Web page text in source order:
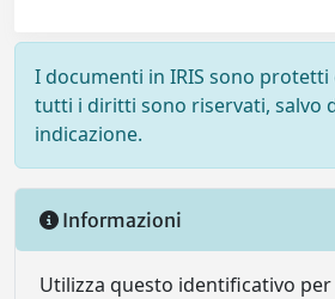
I documenti in IRIS sono
tutti i diritti sono riservati, salvo
indicazione.
Informazioni
Utilizza questo identificativo